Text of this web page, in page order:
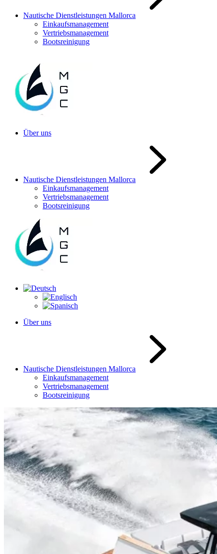
Nautische Dienstleistungen Mallorca
Einkaufsmanagement
Vertriebsmanagement
Bootsreinigung
Über uns
Nautische Dienstleistungen Mallorca
Einkaufsmanagement
Vertriebsmanagement
Bootsreinigung
Über uns
Nautische Dienstleistungen Mallorca
Einkaufsmanagement
Vertriebsmanagement
Bootsreinigung